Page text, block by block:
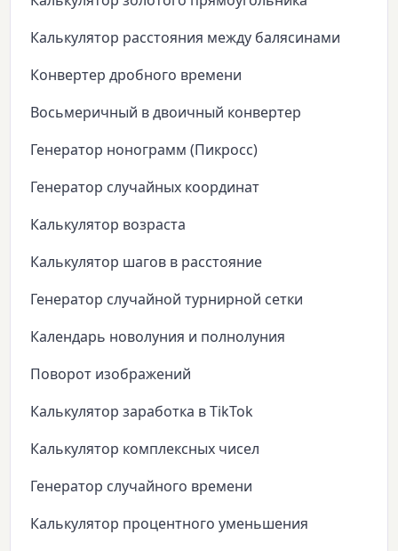
Калькулятор расстояния между балясинами
Конвертер дробного времени
Восьмеричный в двоичный конвертер
Генератор нонограмм (Пикросс)
Генератор случайных координат
Калькулятор возраста
Калькулятор шагов в расстояние
Генератор случайной турнирной сетки
Календарь новолуния и полнолуния
Поворот изображений
Калькулятор заработка в TikTok
Калькулятор комплексных чисел
Генератор случайного времени
Калькулятор процентного уменьшения